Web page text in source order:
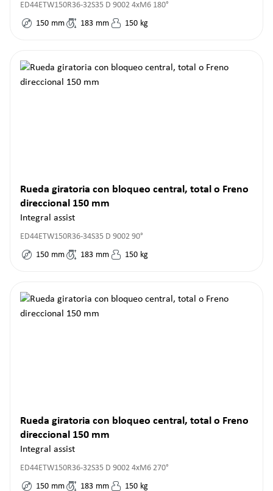
ED44ETW150R36-32S35 D 9002 4xM6 180°
150 mm 183 mm 150 kg
Rueda giratoria con bloqueo central, total o Freno
direccional 150 mm
Integral assist
ED44ETW150R36-34S35 D 9002 90°
150 mm 183 mm 150 kg
Rueda giratoria con bloqueo central, total o Freno
direccional 150 mm
Integral assist
ED44ETW150R36-32S35 D 9002 4xM6 270°
150 mm 183 mm 150 kg